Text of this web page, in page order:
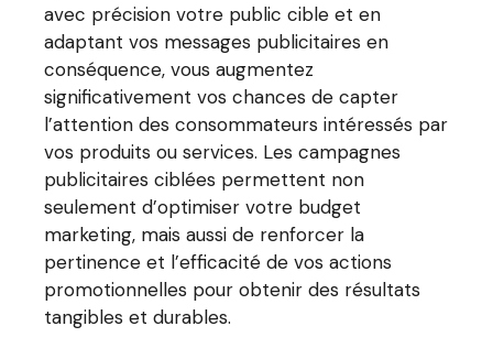
avec précision votre public cible et en
adaptant vos messages publicitaires en
conséquence, vous augmentez
significativement vos chances de capter
l’attention des consommateurs intéressés par
vos produits ou services. Les campagnes
publicitaires ciblées permettent non
seulement d’optimiser votre budget
marketing, mais aussi de renforcer la
pertinence et l’efficacité de vos actions
promotionnelles pour obtenir des résultats
tangibles et durables.